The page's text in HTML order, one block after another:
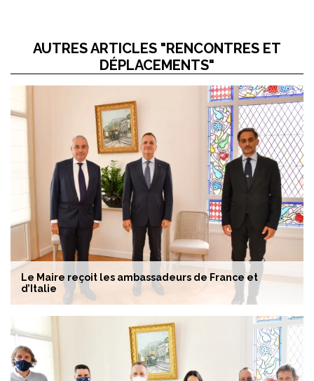
AUTRES ARTICLES "RENCONTRES ET
DÉPLACEMENTS"
Le Maire reçoit les ambassadeurs de France et
d’Italie